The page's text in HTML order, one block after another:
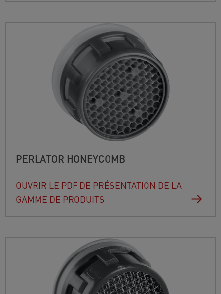
PERLATOR HONEYCOMB
OUVRIR LE PDF DE PRÉSENTATION DE LA
GAMME DE PRODUITS